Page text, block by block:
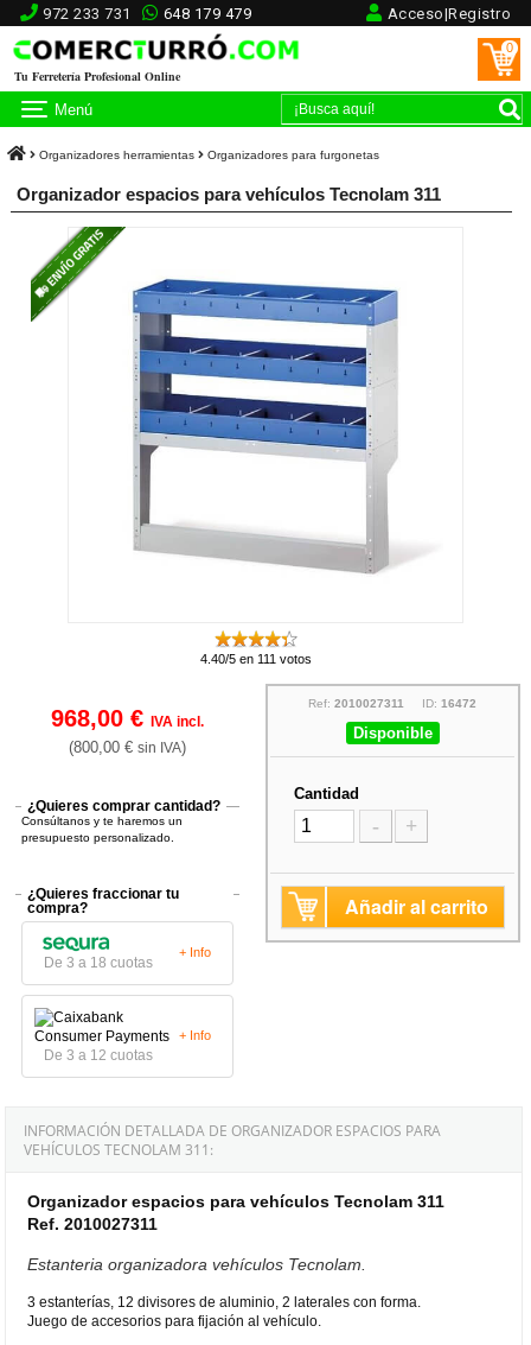
972 233 731 648 179 479 Acceso|Registro
Tu Ferretería Profesional Online
0
Menú
Organizadores herramientas Organizadores para furgonetas
Organizador espacios para vehículos Tecnolam 311
4.40/5 en 111 votos
968,00 €IVA incl.
(800,00 €sin IVA)
¿Quieres comprar cantidad?
Consúltanos y te haremos un
presupuesto personalizado.
¿Quieres fraccionar tu
compra?
De 3 a 18 cuotas
+ Info
De 3 a 12 cuotas
+ Info
Ref:2010027311 ID:16472
Disponible
Cantidad
- +
Añadir al carrito
INFORMACIÓN DETALLADA DE ORGANIZADOR ESPACIOS PARA
VEHÍCULOS TECNOLAM 311:
Organizador espacios para vehículos Tecnolam 311
Ref. 2010027311
Estanteria organizadora vehículos Tecnolam.
3 estanterías, 12 divisores de aluminio, 2 laterales con forma.
Juego de accesorios para fijación al vehículo.